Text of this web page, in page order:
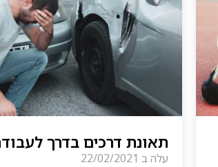
תאונת דרכים בדרך
עלה ב 22/02/2021